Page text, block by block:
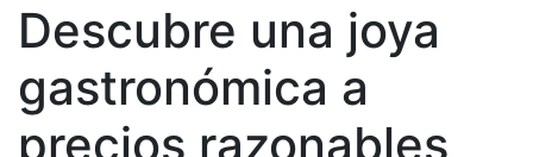
Descubre una joya
gastronómica a
precios razonables